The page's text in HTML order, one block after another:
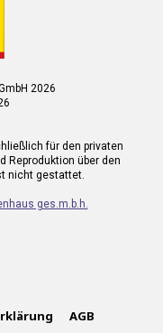
2026
für den privaten
Reproduktion über den
nicht gestattet.
ges.m.b.h.
AGB